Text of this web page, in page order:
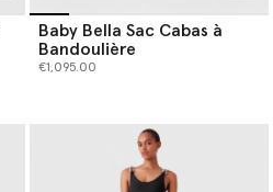
Baby Bella Sac Cabas à
Bandoulière
€1,095.00